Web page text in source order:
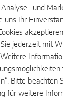
und
uns Ihr
jederzeit mit
Bitte beachten
für weitere